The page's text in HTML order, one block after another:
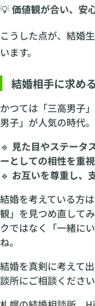
💡価値観が合い、安
こうした点が、結婚
います。
結婚相手に求め
かつては「三高男子
男子」が人気の時代
🔹 見た目やステータ
ーとしての相性を重
🔹 お互いを尊重し、
結婚を考えている方
観」を見つめ直して
クではなく「一緒に
ね。
結婚を真剣に考えて
談所にご相談ください